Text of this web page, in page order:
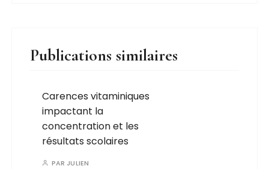
Publications similaires
Carences vitaminiques
impactant la
concentration et les
résultats scolaires
PAR JULIEN